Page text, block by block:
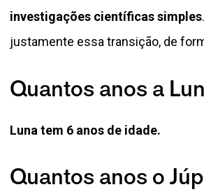
investigações científicas simples
justamente essa transição, de
Quantos anos a
Luna tem 6 anos de idade.
Quantos anos o